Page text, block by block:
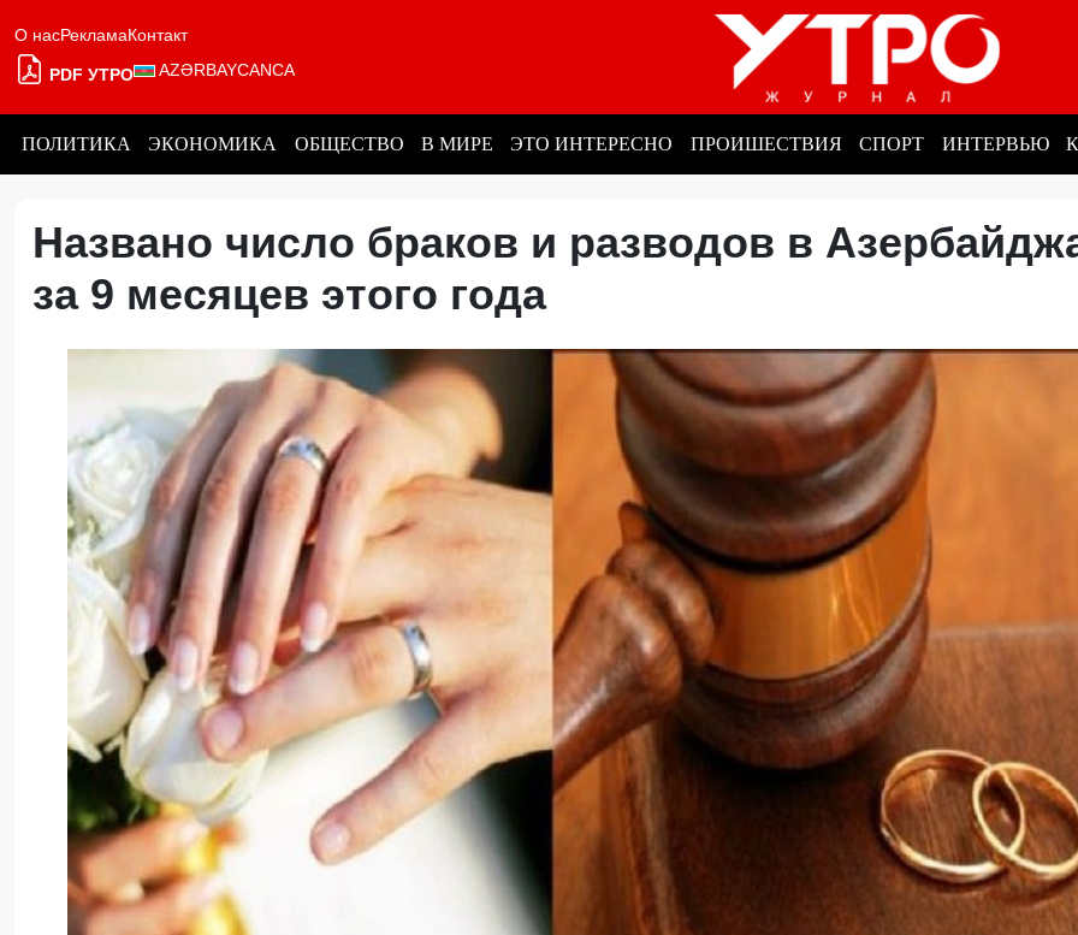
О насРекламаКонтакт
PDF УТРО AZƏRBAYCANCA
ПОЛИТИКА ЭКОНОМИКА ОБЩЕСТВО В МИРЕ ЭТО ИНТЕРЕСНО ПРОИШЕСТВИЯ СПОРТ ИНТЕРВЬЮ
Названо число браков и разводов в
за 9 месяцев этого года